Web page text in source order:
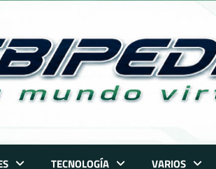
TECNOLOGÍA VARIOS